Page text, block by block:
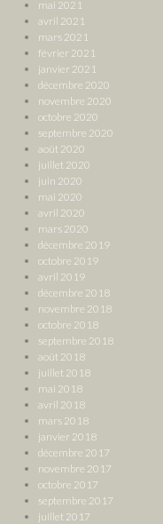
mai 2021
avril 2021
mars 2021
février 2021
janvier 2021
décembre 2020
novembre 2020
octobre 2020
septembre 2020
août 2020
juillet 2020
juin 2020
mai 2020
avril 2020
mars 2020
décembre 2019
octobre 2019
avril 2019
décembre 2018
novembre 2018
octobre 2018
septembre 2018
août 2018
juillet 2018
mai 2018
avril 2018
mars 2018
janvier 2018
décembre 2017
novembre 2017
octobre 2017
septembre 2017
juillet 2017